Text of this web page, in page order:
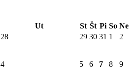
Ut St Št Pi So Ne
28 29 30 31 1
2
4 5 6 7 8 9